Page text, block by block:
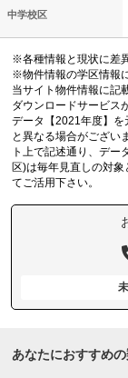
中学校区
※各種情報と現状に差
※物件情報の学区情報
当サイト物件情報に記
ダウンロードサービス
データ【2021年度】
と異なる場合がござい
ト上で記述通り、デー
区)は毎年見直しの対
てご活用下さい。
あなたにおすすめ